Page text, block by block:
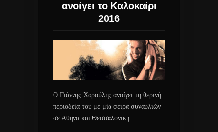
ανοίγει το Καλοκαίρι
2016
Ο Γιάννης Χαρούλης ανοίγει τη θερινή
περιοδεία του με μία σειρά συναυλιών
σε Αθήνα και Θεσσαλονίκη.